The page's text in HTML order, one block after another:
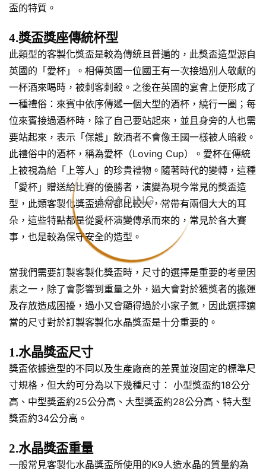
LOADING...
盃的特質。
4.獎盃獎座傳統杯型
此類型的客製化獎盃是較為傳統且普遍的，此獎盃造型源自
英國的「愛杯」。相傳英國一位國王有一次接過別人敬獻的
一杯酒來喝時，被刺客刺殺。之後在英國的宴會上便形成了
一種禮俗：來賓中依序傳遞一個大型的酒杯，繞行一圈；每
位來賓接過酒杯時，除了自己要站起來，並且身旁的人也需
要站起來，表示「保護」飲酒者不會像王國一樣被人暗殺。
此禮俗中的酒杯，稱為愛杯（Loving Cup）。愛杯在傳統
上被視為給「上等人」的珍貴禮物。隨著時代的變轉，這種
「愛杯」贈送給比賽的優勝者，演變為現今常見的獎盃造
型，此類客製化獎盃通常都比較大，常帶有兩個大大的耳
朵，這些特點都是從愛杯演變傳承而來的，常見於各大賽
事，也是較為保守安全的造型。
當我們需要訂製客製化獎盃時，尺寸的選擇是重要的考量因
素之一，除了會影響到重量之外，過大會對於獲獎者的搬運
及存放造成困擾，過小又會顯得過於小家子氣，因此選擇適
當的尺寸對於訂製客製化水晶獎盃是十分重要的。
1.水晶獎盃尺寸
獎盃依據造型的不同以及生產廠商的差異並沒固定的標準尺
寸規格，但大約可分為以下幾種尺寸： 小型獎盃約18公分
高、中型獎盃約25公分高、大型獎盃約28公分高、特大型
獎盃約34公分高。
2.水晶獎盃重量
一般常見客製化水晶獎盃所使用的K9人造水晶的質量約為